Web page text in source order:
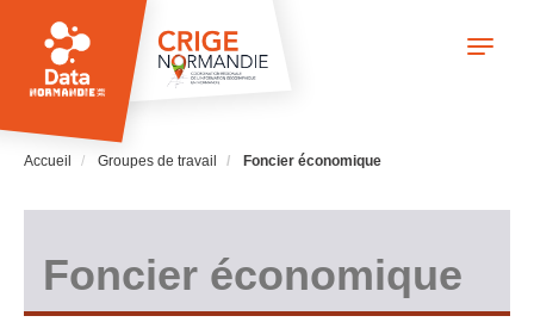
principal
Toggle
Accueil Groupes de travail Foncier économique
Foncier économique